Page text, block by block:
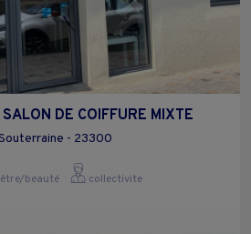
DE COIFFURE MIXTE
- 23300
beauté collectivite